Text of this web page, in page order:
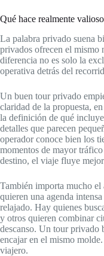
Qué hace realmente
La palabra privado suena
privados ofrecen el mismo
diferencia no es solo la
operativa detrás del
Un buen tour privado
claridad de la propuesta,
la definición de qué
detalles que parecen
operador conoce bien los
momentos de mayor
destino, el viaje fluye
También importa mucho
quieren una agenda
relajado. Hay quienes
y otros quieren combinar
descanso. Un tour privado
encajar en el mismo
viajero.